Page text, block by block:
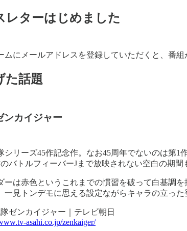
レターはじめました
ムにメールアドレスを登録していただくと、番
た話題
ンカイジャー
シリーズ45作記念作。なお45周年でないのは第1
バトルフィーバーJまで放映されない空白の期間
ーは赤色というこれまでの慣習を破って白基調
一見トンデモに思える設定ながらキャラの立っ
ゼンカイジャー｜テレビ朝日
asahi.co.jp/zenkaiger/